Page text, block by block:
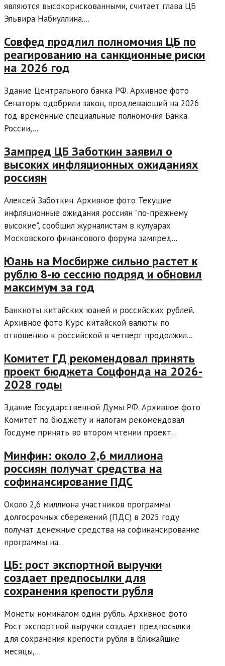
являются высокорискованными, считает глава ЦБ
Эльвира Набиуллина....
Совфед продлил полномочия ЦБ по
реагированию на санкционные риски
на 2026 год
Здание Центрального банка РФ. Архивное фото
Сенаторы одобрили закон, продлевающий на 2026
год временные специальные полномочия Банка
России,...
Зампред ЦБ Заботкин заявил о
высоких инфляционных ожиданиях
россиян
Алексей Заботкин. Архивное фото Текущие
инфляционные ожидания россиян "по-прежнему
высокие", сообщил журналистам в кулуарах
Московского финансового форума зампред...
Юань на Мосбирже сильно растет к
рублю 8-ю сессию подряд и обновил
максимум за год
Банкноты китайских юаней и российских рублей.
Архивное фото Курс китайской валюты по
отношению к российской в четверг продолжил...
Комитет ГД рекомендовал принять
проект бюджета Соцфонда на 2026-
2028 годы
Здание Государственной Думы РФ. Архивное фото
Комитет по бюджету и налогам рекомендовал
Госдуме принять во втором чтении проект...
Минфин: около 2,6 миллиона
россиян получат средства на
софинансирование ПДС
Около 2,6 миллиона участников программы
долгосрочных сбережений (ПДС) в 2025 году
получат денежные средства на софинансирование
программы на...
ЦБ: рост экспортной выручки
создает предпосылки для
сохранения крепости рубля
Монеты номиналом один рубль. Архивное фото
Рост экспортной выручки создает предпосылки
для сохранения крепости рубля в ближайшие
месяцы,...